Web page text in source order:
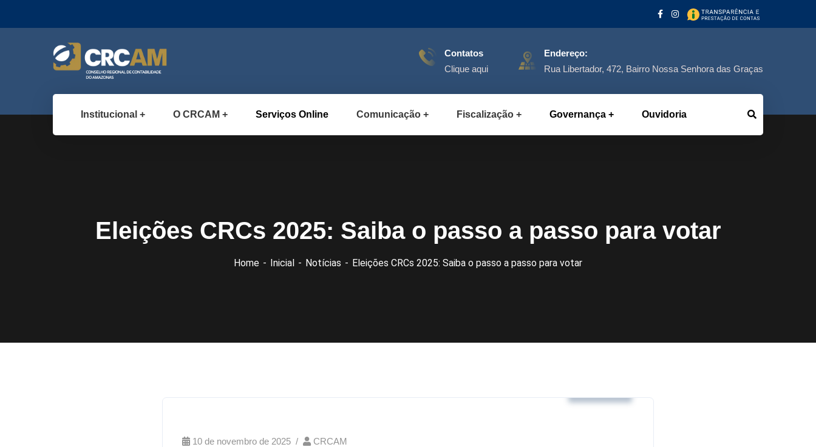
Contatos
Clique aqui
Endereço:
Rua Libertador, 472, Bairro Nossa Senhora das Graças
Institucional O CRCAM Serviços Online Comunicação Fiscalização Governança Ouvidoria
Eleições CRCs 2025: Saiba o passo a passo para votar
Home Inicial Notícias Eleições CRCs 2025: Saiba o passo a passo para votar
10 de novembro de 2025 CRCAM